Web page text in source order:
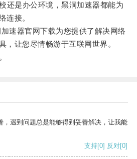
是办公环境，黑洞加速器都能为
连接。
器官网下载为您提供了解决网络
，让您尽情畅游于互联网世界。
，遇到问题总是能够得到妥善解决，让我能
支持[0] 反对[0]